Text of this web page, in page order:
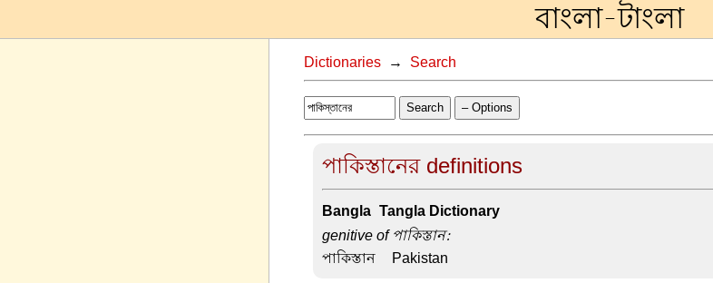
বাংলা-টাংলা
Dictionaries→ Search
Search – Options
পাকিস্তানের definitions
Bangla-Tangla Dictionary
genitive of পাকিস্তান:
পাকিস্তান – Pakistan